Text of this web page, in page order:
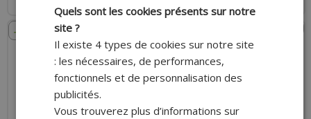
- 11%
Quels sont les cookies présents sur notre
site ?
Il existe 4 types de cookies sur notre site
: les nécessaires, de performances,
fonctionnels et de personnalisation des
publicités.
Vous trouverez plus d’informations sur